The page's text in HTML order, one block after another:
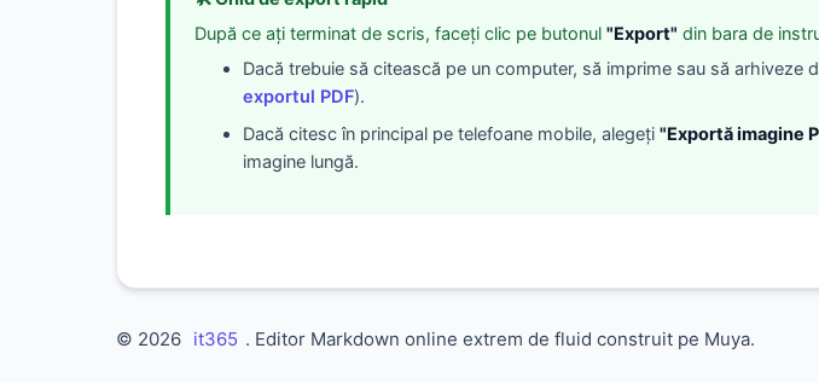
După ce ați terminat de scris, faceți clic pe butonul "Export" din bara de
Dacă trebuie să citească pe un computer, să imprime sau să arhiveze
exportul PDF).
Dacă citesc în principal pe telefoane mobile, alegeți "Exportă imagine
imagine lungă.
© 2026 it365 . Editor Markdown online extrem de fluid construit pe Muya.